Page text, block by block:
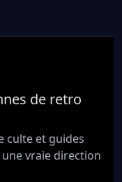
de retro
culte et guides
vraie direction